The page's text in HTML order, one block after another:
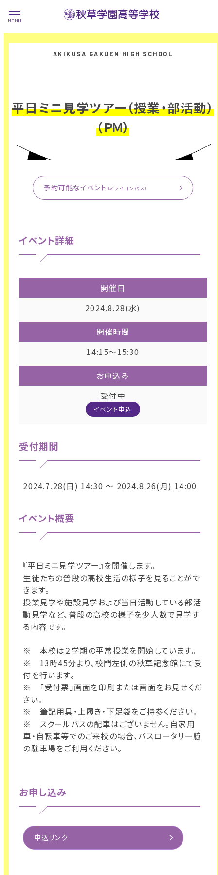
平日ミニ見学ツアー（授業・部活動）
（ＰＭ）
予約可能なイベント （ミライコンパス）
イベント詳細
開催日
2024.8.28(水)
開催時間
14:15～15:30
お申込み
受付中
イベント申込
受付期間
2024.7.28(日) 14:30 ～ 2024.8.26(月) 14:00
イベント概要
『平日ミニ見学ツアー』を開催します。
生徒たちの普段の高校生活の様子を見ることがで
きます。
授業見学や施設見学および当日活動している部活
動見学など、普段の高校の様子を少人数で見学す
る内容です。
※ 本校は２学期の平常授業を開始しています。
※ 13時45分より、校門左側の秋草記念館にて受
付を行います。
※ 「受付票」画面を印刷または画面をお見せくだ
さい。
※ 筆記用具・上履き・下足袋をご持参ください。
※ スクールバスの配車はございません。自家用
車・自転車等でのご来校の場合、バスロータリー脇
の駐車場をご利用ください。
お申し込み
申込リンク